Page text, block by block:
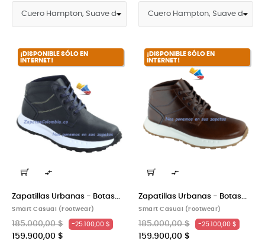
¡DISPONIBLE SÓLO EN
INTERNET!

Zapatillas Urbanas - Botas...
Smart Casual (Footwear)
185.000,00 $ -25.100,00 $
159.900,00 $
¡DISPONIBLE SÓLO EN
INTERNET!

Zapatillas Urbanas - Botas...
Smart Casual (Footwear)
185.000,00 $ -25.100,00 $
159.900,00 $